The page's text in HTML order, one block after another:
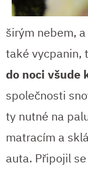
širým nebem,
také vycpanin,
do noci všude
společnosti
ty nutné na
matracím a
auta. Připojil